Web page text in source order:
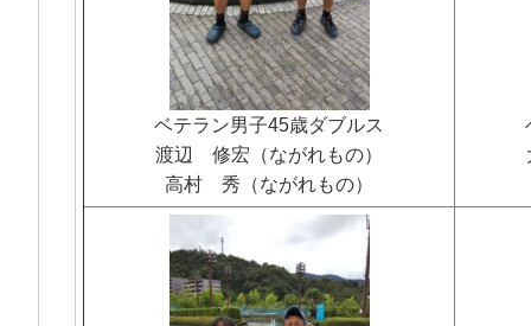
ベテラン男子45歳ダブルス
渡辺 修宏（ながれもの）
高村 秀（ながれもの）